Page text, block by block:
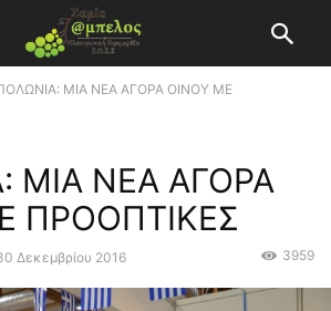
ΜΙΑ ΝΕΑ ΑΓΟΡΑ ΟΙΝΟΥ ΜΕ
ΜΙΑ ΝΕΑ ΑΓΟΡΑ
ΠΡΟΟΠΤΙΚΕΣ
Δεκεμβρίου 2016 3959